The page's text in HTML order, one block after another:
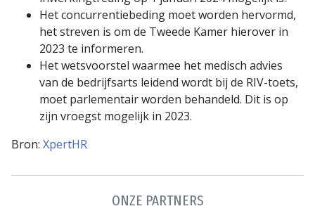
Het concurrentiebeding moet worden hervormd,
het streven is om de Tweede Kamer hierover in
2023 te informeren.
Het wetsvoorstel waarmee het medisch advies
van de bedrijfsarts leidend wordt bij de RIV-toets,
moet parlementair worden behandeld. Dit is op
zijn vroegst mogelijk in 2023.
Bron: XpertHR
ONZE PARTNERS